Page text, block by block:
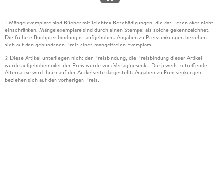
1 Mängelexemplare sind Bücher mit leichten Beschädigungen, die das Lesen aber nicht
einschränken. Mängelexemplare sind durch einen Stempel als solche gekennzeichnet.
Die frühere Buchpreisbindung ist aufgehoben. Angaben zu Preissenkungen beziehen
sich auf den gebundenen Preis eines mangelfreien Exemplars.
2 Diese Artikel unterliegen nicht der Preisbindung, die Preisbindung dieser Artikel
wurde aufgehoben oder der Preis wurde vom Verlag gesenkt. Die jeweils zutreffende
Alternative wird Ihnen auf der Artikelseite dargestellt. Angaben zu Preissenkungen
beziehen sich auf den vorherigen Preis.